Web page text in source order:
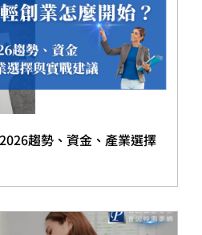
趨勢、資金、產業選擇